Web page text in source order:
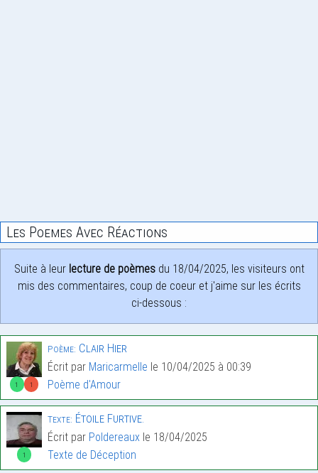
Les Poemes Avec Réactions
Suite à leur lecture de poèmesdu 18/04/2025, les visiteurs ont
mis des commentaires, coup de coeur et j'aime sur les écrits
ci-dessous :
1 1
Poème: Clair Hier
Écrit par Maricarmelle le 10/04/2025 à 00:39
Poème d'Amour
1
Texte: Étoile Furtive.
Écrit par Poldereaux le 18/04/2025
Texte de Déception